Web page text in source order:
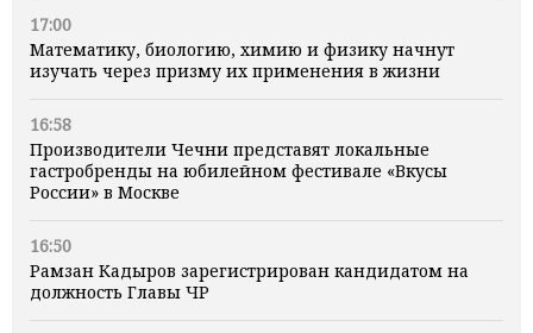
17:00
Математику, биологию, химию и физику начнут
изучать через призму их применения в жизни
16:58
Производители Чечни представят локальные
гастробренды на юбилейном фестивале «Вкусы
России» в Москве
16:50
Рамзан Кадыров зарегистрирован кандидатом на
должность Главы ЧР